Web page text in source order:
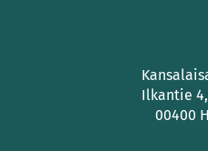
Ilkantie
00400